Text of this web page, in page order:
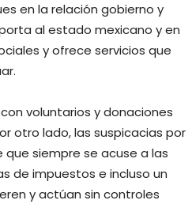
en la relación gobierno y
al estado mexicano y en
y ofrece servicios que
voluntarios y donaciones
otro lado, las suspicacias por
siempre se acuse a las
de impuestos e incluso un
y actúan sin controles